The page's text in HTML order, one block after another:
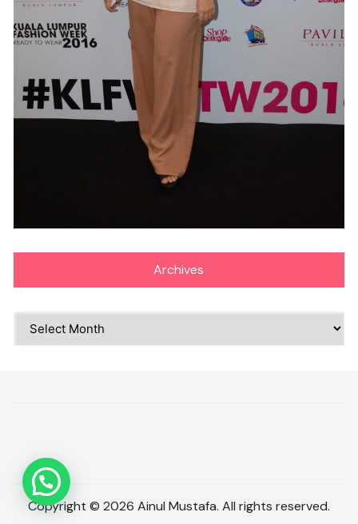
Archives
Archives
Copyright © 2026 Ainul Mustafa. All rights reserved.